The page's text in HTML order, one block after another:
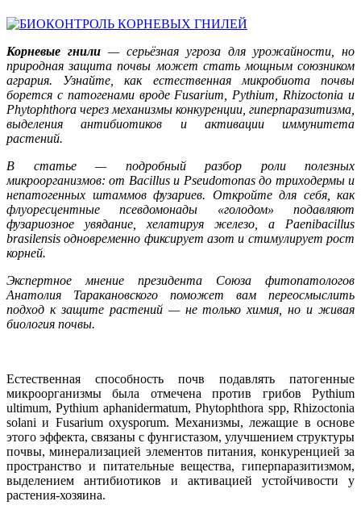
Корневые гнили — серьёзная угроза для урожайности, но
природная защита почвы может стать мощным союзником
агрария. Узнайте, как естественная микробиота почвы
борется с патогенами вроде Fusarium, Pythium, Rhizoctonia и
Phytophthora через механизмы конкуренции, гиперпаразитизма,
выделения антибиотиков и активации иммунитета
растений.
В статье — подробный разбор роли полезных
микроорганизмов: от Bacillus и Pseudomonas до триходермы и
непатогенных штаммов фузариев. Откройте для себя, как
флуоресцентные псевдомонады «голодом» подавляют
фузариозное увядание, хелатируя железо, а Paenibacillus
brasilensis одновременно фиксирует азот и стимулирует рост
корней.
Экспертное мнение президента Союза фитопатологов
Анатолия Таракановского поможет вам переосмыслить
подход к защите растений — не только химия, но и живая
биология почвы.
Естественная способность почв подавлять патогенные
микроорганизмы была отмечена против грибов Pythium
ultimum, Pythium aphanidermatum, Phytophthora spp, Rhizoctonia
solani и Fusarium oxysporum. Механизмы, лежащие в основе
этого эффекта, связаны с фунгистазом, улучшением структуры
почвы, минерализацией элементов питания, конкуренцией за
пространство и питательные вещества, гиперпаразитизмом,
выделением антибиотиков и активацией устойчивости у
растения-хозяина.